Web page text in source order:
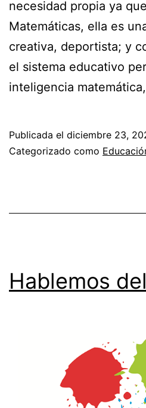
necesidad propia ya
Matemáticas, ella es
creativa, deportista; y
el sistema educativo
inteligencia
Publicada el diciembre 23,
Categorizado como
Hablemos